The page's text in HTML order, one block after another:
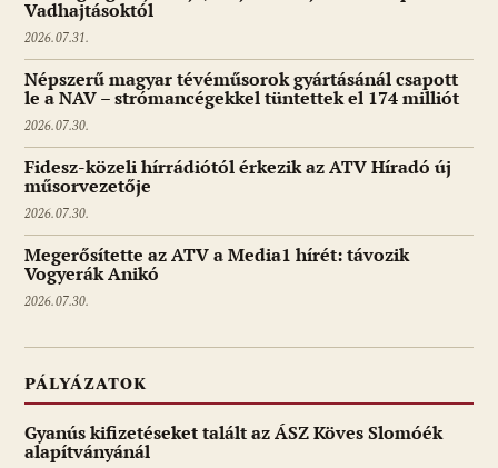
Vadhajtásoktól
2026.07.31.
Népszerű magyar tévéműsorok gyártásánál csapott
le a NAV – strómancégekkel tüntettek el 174 milliót
2026.07.30.
Fidesz-közeli hírrádiótól érkezik az ATV Híradó új
műsorvezetője
2026.07.30.
Megerősítette az ATV a Media1 hírét: távozik
Vogyerák Anikó
2026.07.30.
PÁLYÁZATOK
Gyanús kifizetéseket talált az ÁSZ Köves Slomóék
alapítványánál